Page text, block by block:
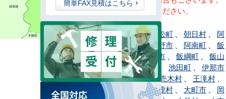
直接ご相談ください。
青木村、上松町 朝日村
阿
智村 、安曇野市 阿南町
飯
島町、飯田市 飯綱町
飯山
市、生坂村 池田町
伊那市
、上田市、 売木村 王滝村
大桑村 、大鹿村 大町市
岡
簡単FAX見積はこちら